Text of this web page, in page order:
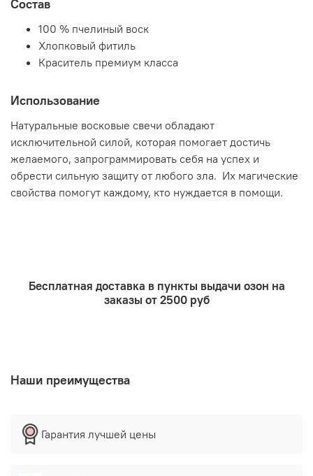
Состав
100 % пчелиный воск
Хлопковый фитиль
Краситель премиум класса
Использование
Натуральные восковые свечи обладают
исключительной силой, которая помогает достичь
желаемого, запрограммировать себя на успех и
обрести сильную защиту от любого зла. Их магические
свойства помогут каждому, кто нуждается в помощи.
Бесплатная доставка в пункты выдачи озон на
заказы от 2500 руб
Наши преимущества
Гарантия лучшей цены